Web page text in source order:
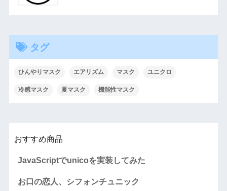
タグ
ひんやりマスク エアリズム マスク ユニクロ
冷感マスク 夏マスク 機能性マスク
おすすめ商品
JavaScriptでunicoを実装してみた
お口の恋人、シフォンチュニック